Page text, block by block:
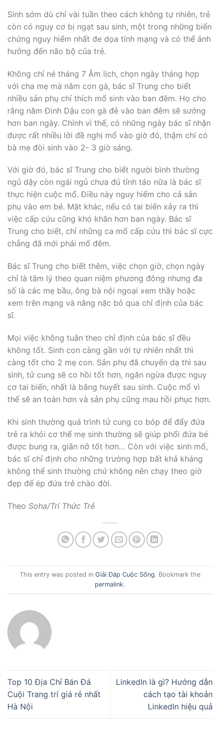
Sinh sớm dù chỉ vài tuần theo cách không tự nhiên, trẻ
còn có nguy cơ bị ngạt sau sinh, một trong những biến
chứng nguy hiểm nhất đe dọa tính mạng và có thể ảnh
hưởng đến não bộ của trẻ.
Không chỉ né tháng 7 Âm lịch, chọn ngày tháng hợp
với cha mẹ mà năm con gà, bác sĩ Trung cho biết
nhiều sản phụ chỉ thích mổ sinh vào ban đêm. Họ cho
rằng năm Đinh Dậu con gà đẻ vào ban đêm sẽ sướng
hơn ban ngày. Chính vì thế, có những ngày bác sĩ nhận
được rất nhiều lời đề nghị mổ vào giờ đó, thậm chí có
bà mẹ đòi sinh vào 2- 3 giờ sáng.
Với giờ đó, bác sĩ Trung cho biết người bình thường
ngủ dậy còn ngái ngủ chưa đủ tỉnh táo nữa là bác sĩ
thực hiện cuộc mổ. Điều này nguy hiểm cho cả sản
phụ vào em bé. Mặt khác, nếu có tai biến xảy ra thì
việc cấp cứu cũng khó khăn hơn ban ngày. Bác sĩ
Trung cho biết, chỉ những ca mổ cấp cứu thì bác sĩ cực
chẳng đã mới phải mổ đêm.
Bác sĩ Trung cho biết thêm, việc chọn giờ, chọn ngày
chỉ là tâm lý theo quan niệm phương đông nhưng đa
số là các mẹ bầu, ông bà nội ngoại xem thầy hoặc
xem trên mạng và nằng nặc bỏ qua chỉ định của bác
sĩ.
Mọi việc không tuân theo chỉ định của bác sĩ đều
không tốt. Sinh con càng gần với tự nhiên nhất thì
càng tốt cho 2 mẹ con. Sản phụ đã chuyển dạ thì sau
sinh, tử cung sẽ co hồi tốt hơn, ngăn ngừa được nguy
cơ tai biến, nhất là băng huyết sau sinh. Cuộc mổ vì
thế sẽ an toàn hơn và sản phụ cũng mau hồi phục hơn.
Khi sinh thường quá trình tử cung co bóp để đẩy đứa
trẻ ra khỏi cơ thể mẹ sinh thường sẽ giúp phổi đứa bé
được bung ra, giãn nở tốt hơn… Còn với việc sinh mổ,
bác sĩ chỉ định cho những trường hợp bất khả kháng
không thể sinh thường chứ không nên chạy theo giờ
đẹp để ép đứa trẻ chào đời.
Theo Soha/Trí Thức Trẻ
This entry was posted in Giải Đáp Cuộc Sống. Bookmark the
permalink.
Top 10 Địa Chỉ Bán Đá
Cuội Trang trí giá rẻ nhất
Hà Nội
LinkedIn là gì? Hướng dẫn
cách tạo tài khoản
LinkedIn hiệu quả